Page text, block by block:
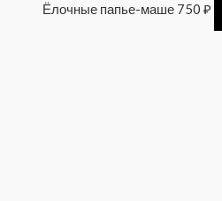
Ёлочные папье-маше 750 ₽